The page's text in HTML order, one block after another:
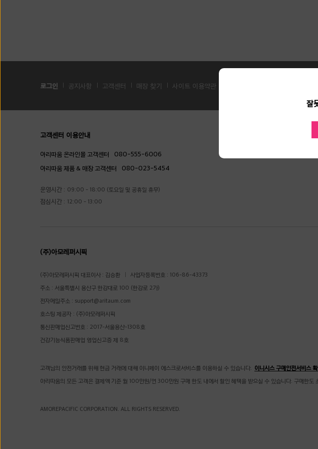
로그인 공지사항 고객센터 매장 찾기 사이트 이용약관
고객센터 이용안내
아리따움 온라인몰 고객센터 080-555-6006
아리따움 제품 & 매장 고객센터 080-023-5454
운영시간 : 09:00 - 18:00 (토요일 및 공휴일 휴무)
점심시간 : 12:00 - 13:00
(주)아모레퍼시픽
(주)아모레퍼시픽 대표이사 : 김승환
사업자등록번호 : 106-86-43373
주소 : 서울특별시 용산구 한강대로 100 (한강로 2가)
전자메일주소 : support@aritaum.com
호스팅 제공자 : (주)아모레퍼시픽
통신판매업신고번호 : 2017-서울용산-1308호
건강기능식품판매업 영업신고증 제 8호
고객님의 안전거래를 위해 현금 거래에 대해 이니페이 에스크로서비스를 이용하실 수 있습니다. 이니시스 구매안전서비스
아리따움의 모든 고객은 결제액 기준 월 100만원/연 300만원 구매 한도 내에서 할인 혜택을 받으실 수 있습니다. 구매한
AMOREPACIFIC CORPORATION. ALL RIGHTS RESERVED.
잘